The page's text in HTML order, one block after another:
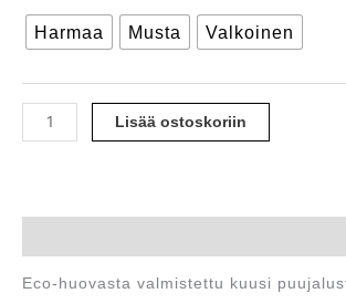
Harmaa Musta Valkoinen
Kuusi
-
-
13
Lisää ostoskoriin
Eco-huovasta valmistettu kuusi